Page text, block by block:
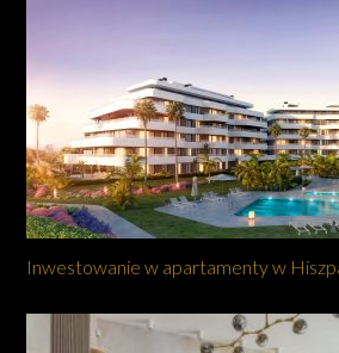
Inwestowanie w apartamenty w